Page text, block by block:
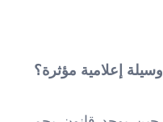
إعلامية مؤثرة؟